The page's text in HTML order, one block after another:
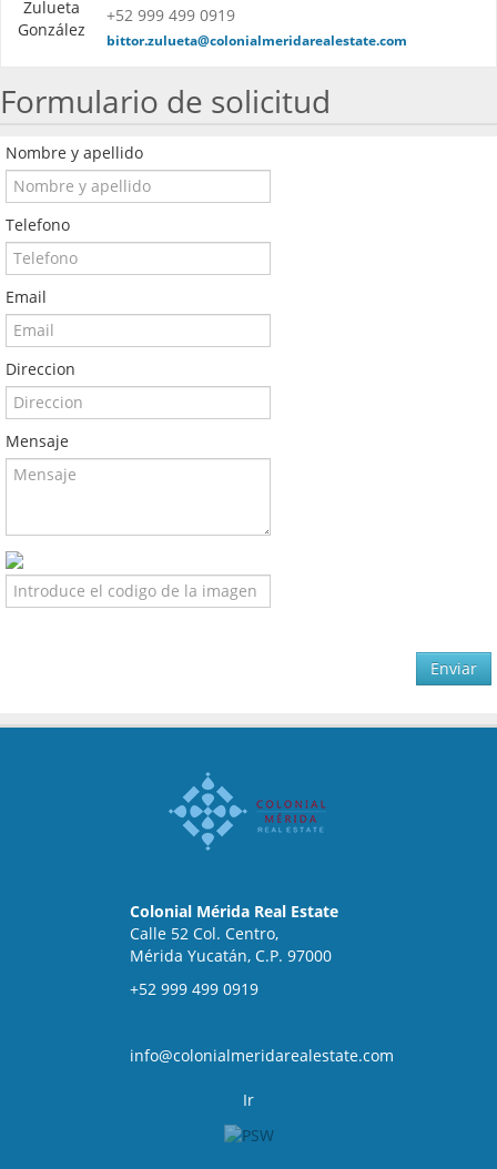
+52 999 499 0919
bittor.zulueta@colonialmeridarealestate.com
Formulario de solicitud
Nombre y apellido
Telefono
Email
Direccion
Mensaje
Enviar
Colonial Mérida Real Estate
Calle 52 Col. Centro,
Mérida Yucatán, C.P. 97000
+52 999 499 0919
info@colonialmeridarealestate.com
Ir